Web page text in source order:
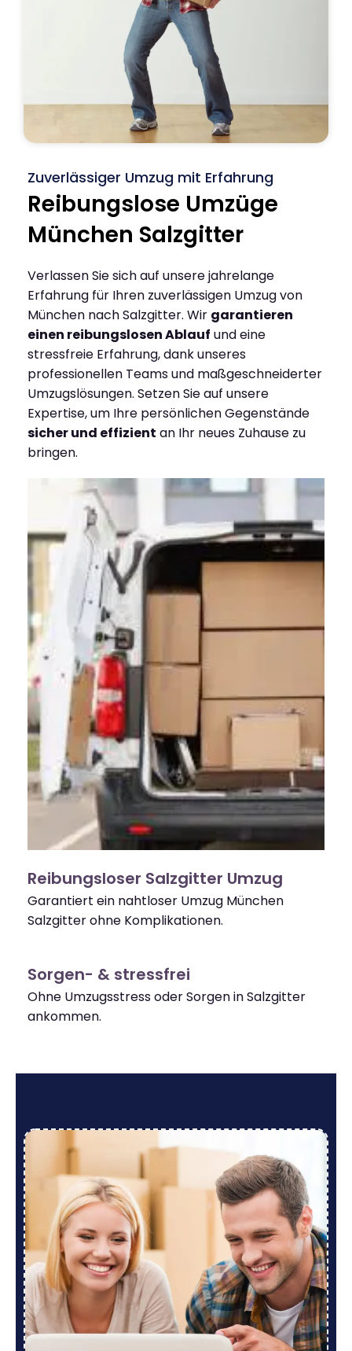
Zuverlässiger Umzug mit Erfahrung
Reibungslose Umzüge
München Salzgitter
Verlassen Sie sich auf unsere jahrelange
Erfahrung für Ihren zuverlässigen Umzug von
München nach Salzgitter. Wir garantieren
einen reibungslosen Ablauf und eine
stressfreie Erfahrung, dank unseres
professionellen Teams und maßgeschneiderter
Umzugslösungen. Setzen Sie auf unsere
Expertise, um Ihre persönlichen Gegenstände
sicher und effizient an Ihr neues Zuhause zu
bringen.
Reibungsloser Salzgitter Umzug
Garantiert ein nahtloser Umzug München
Salzgitter ohne Komplikationen.
Sorgen- & stressfrei
Ohne Umzugsstress oder Sorgen in Salzgitter
ankommen.